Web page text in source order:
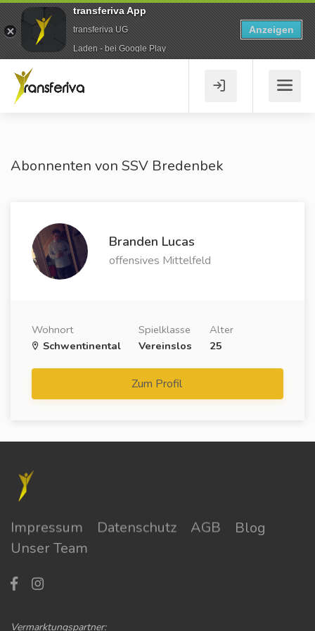
Abonnenten von SSV Bredenbek
Branden Lucas
offensives Mittelfeld
Wohnort
Schwentinental
Spielklasse
Vereinslos
Alter
25
Zum Profil
Impressum Datenschutz AGB
Blog
Unser Team
Vermarktungspartner:
transferiva App
transferiva UG
Laden - bei Google Play
Anzeigen